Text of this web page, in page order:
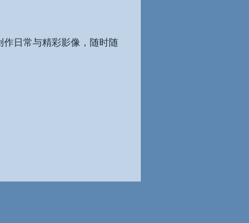
日常与精彩影像，随时随